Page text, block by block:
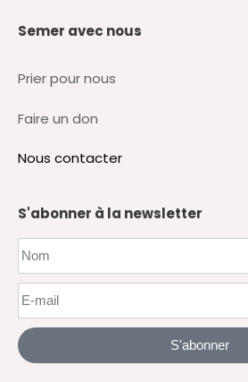
Semer avec nous
Prier pour nous
Faire un don
Nous contacter
S'abonner à la newsletter
S'abonner